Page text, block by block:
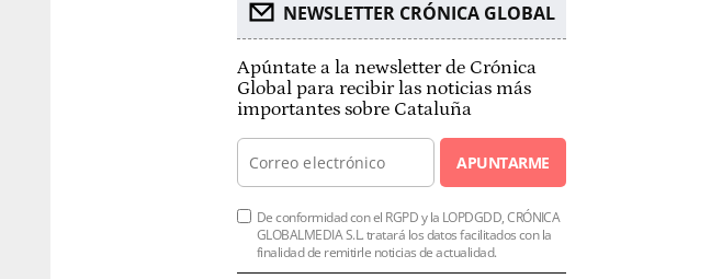
NEWSLETTER CRÓNICA GLOBAL
Apúntate a la newsletter de Crónica
Global para recibir las noticias más
importantes sobre Cataluña
APUNTARME
De conformidad con el RGPD y la LOPDGDD, CRÓNICA
GLOBALMEDIA S.L. tratará los datos facilitados con la
finalidad de remitirle noticias de actualidad.